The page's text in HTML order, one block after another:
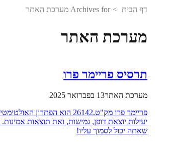
דף הבית Archives for מערכת האתר
מערכת האתר
תרסיס פריימר פרו
מערכת האתר13 בפברואר 2025
פריימר פרו מק"ט.26142 הוא
יעילות יוצאת דופן, גמישות, ואת תוצאות
שאתה יכול לסמוך עליו!